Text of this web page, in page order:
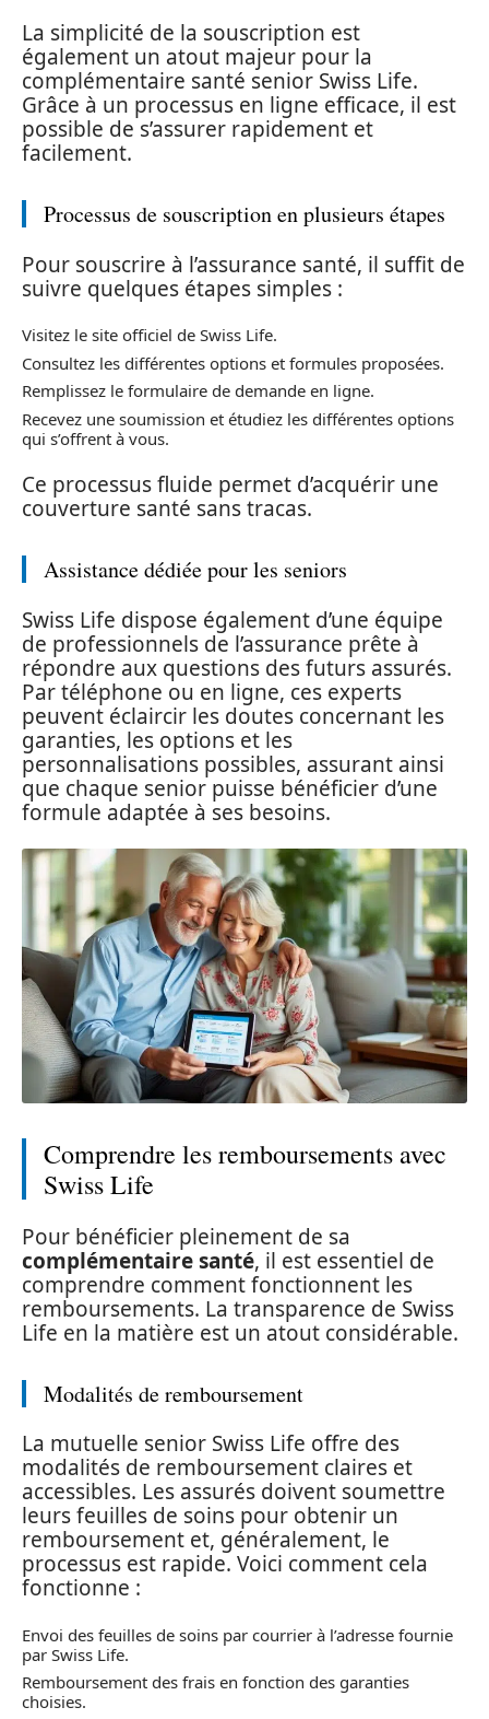
La simplicité de la souscription est
également un atout majeur pour la
complémentaire santé senior Swiss Life.
Grâce à un processus en ligne efficace, il est
possible de s’assurer rapidement et
facilement.
Processus de souscription en plusieurs étapes
Pour souscrire à l’assurance santé, il suffit de
suivre quelques étapes simples :
Visitez le site officiel de Swiss Life.
Consultez les différentes options et formules proposées.
Remplissez le formulaire de demande en ligne.
Recevez une soumission et étudiez les différentes options
qui s’offrent à vous.
Ce processus fluide permet d’acquérir une
couverture santé sans tracas.
Assistance dédiée pour les seniors
Swiss Life dispose également d’une équipe
de professionnels de l’assurance prête à
répondre aux questions des futurs assurés.
Par téléphone ou en ligne, ces experts
peuvent éclaircir les doutes concernant les
garanties, les options et les
personnalisations possibles, assurant ainsi
que chaque senior puisse bénéficier d’une
formule adaptée à ses besoins.
Comprendre les remboursements avec
Swiss Life
Pour bénéficier pleinement de sa
complémentaire santé, il est essentiel de
comprendre comment fonctionnent les
remboursements. La transparence de Swiss
Life en la matière est un atout considérable.
Modalités de remboursement
La mutuelle senior Swiss Life offre des
modalités de remboursement claires et
accessibles. Les assurés doivent soumettre
leurs feuilles de soins pour obtenir un
remboursement et, généralement, le
processus est rapide. Voici comment cela
fonctionne :
Envoi des feuilles de soins par courrier à l’adresse fournie
par Swiss Life.
Remboursement des frais en fonction des garanties
choisies.